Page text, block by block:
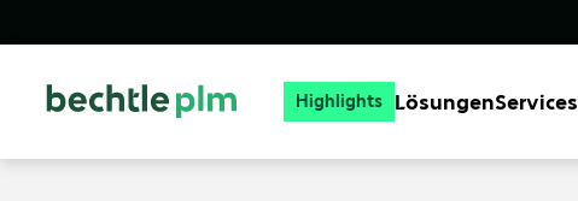
Highlights LösungenServices